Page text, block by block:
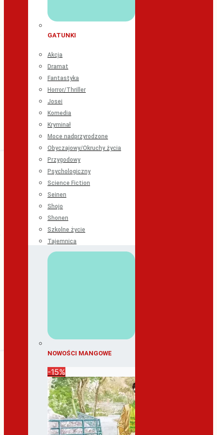
GATUNKI
Akcja
Dramat
Fantastyka
Horror/Thriller
Josei
Komedia
Kryminał
Moce nadprzyrodzone
Obyczajowy/Okruchy życia
Przygodowy
Psychologiczny
Science Fiction
Seinen
Shojo
Shonen
Szkolne życie
Tajemnica
NOWOŚCI MANGOWE
-15%